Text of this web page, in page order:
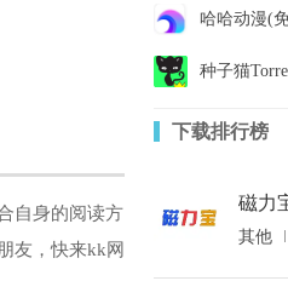
自身的阅读方
友，快来kk网
哈哈动漫(
种子猫
下载排行榜
磁力
其他